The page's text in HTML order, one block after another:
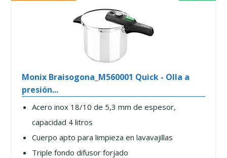
Monix Braisogona_M560001 Quick - Olla a
presión...
Acero inox 18/10 de 5,3 mm de espesor,
capacidad 4 litros
Cuerpo apto para limpieza en lavavajillas
Triple fondo difusor forjado